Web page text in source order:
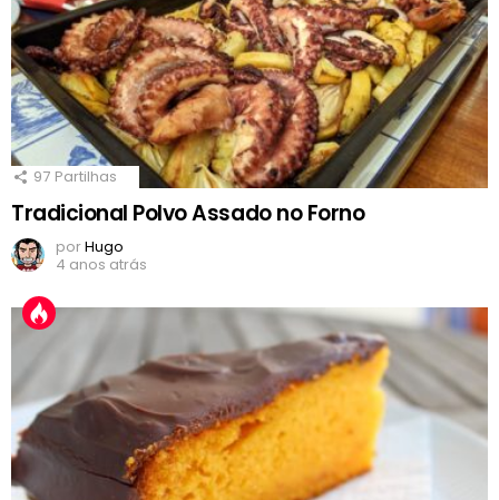
97 Partilhas
Tradicional Polvo Assado no Forno
porHugo
4 anos atrás